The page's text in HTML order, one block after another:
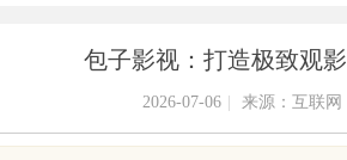
包子影视：打造极致观
2026-07-06 来源：互联网